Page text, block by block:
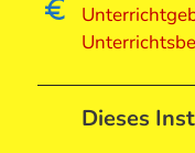
Dieses